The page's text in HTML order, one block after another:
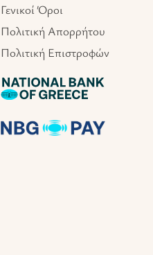
Γενικοί Όροι
Πολιτική Απορρήτου
Πολιτική Επιστροφών